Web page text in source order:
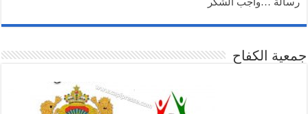
رسالة …واجب الشكر
جمعية الكفاح